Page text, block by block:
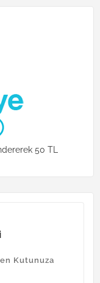
50 TL
Kutunuza